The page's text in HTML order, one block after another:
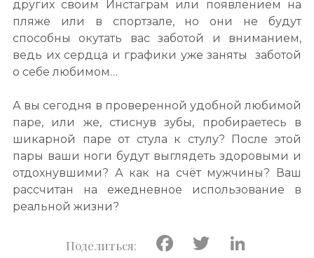
других своим Инстаграм или появлением на
пляже или в спортзале, но они не будут
способны окутать вас заботой и вниманием,
ведь их сердца и графики уже заняты заботой
о себе любимом…
А вы сегодня в проверенной удобной любимой
паре, или же, стиснув зубы, пробираетесь в
шикарной паре от стула к стулу? После этой
пары ваши ноги будут выглядеть здоровыми и
отдохнувшими? А как на счёт мужчины? Ваш
рассчитан на ежедневное использование в
реальной жизни?
Facebook
Twitter